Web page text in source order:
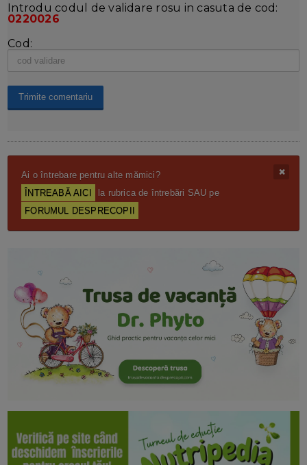
Introdu codul de validare rosu in casuta de cod:
0220026
Cod:
Ai o întrebare pentru alte mămici?
ÎNTREABĂ AICI
la rubrica de întrebări SAU pe
FORUMUL DESPRECOPII